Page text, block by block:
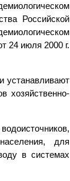
Российской
24 июля 2000 г.
устанавливают
хозяйственно-
для
в системах